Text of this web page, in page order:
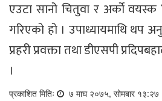
एउटा सानो चितुवा र अर्को
गरिएको हो । उपाध्यायमाथि थप
प्रहरी प्रवक्ता तथा डीएसपी
।
प्रकाशित मितिः ७ माघ २०७५, सोमबार १३:२७